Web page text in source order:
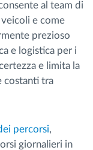
al team di
e come
prezioso
e logistica per i
e limita la
costanti tra
percorsi,
giornalieri in